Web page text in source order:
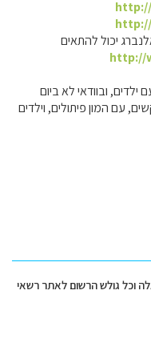
יכול להתאים
http://
ובוודאי לא ביום
עם המון פיתולים, וילדים
וכל גולש הרשום לאתר רשאי